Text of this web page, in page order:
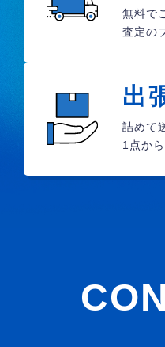
無料で
査定の
出
詰めて
1点か